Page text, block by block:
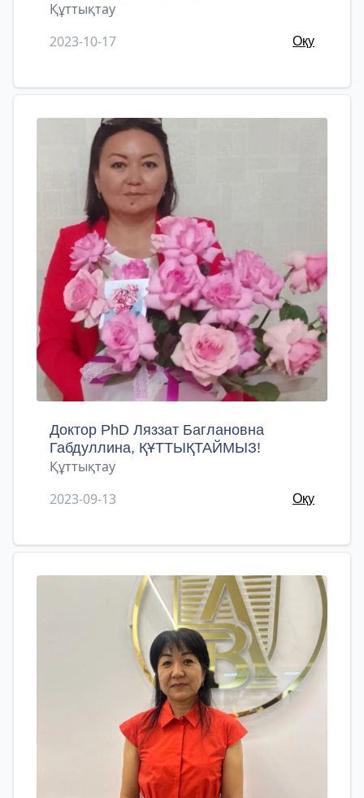
Құттықтау
2023-10-17
Оқу
Доктор PhD Ляззат Баглановна
Габдуллина, ҚҰТТЫҚТАЙМЫЗ!
Құттықтау
2023-09-13
Оқу